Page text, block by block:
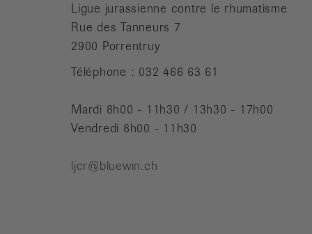
Ligue jurassienne contre le rhumatisme
Rue des Tanneurs 7
2900 Porrentruy
Téléphone : 032 466 63 61
Mardi 8h00 - 11h30 / 13h30 - 17h00
Vendredi 8h00 - 11h30
ljcr@bluewin.ch